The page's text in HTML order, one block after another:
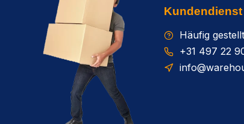
Kundendienst
Häufig
+31 497 22